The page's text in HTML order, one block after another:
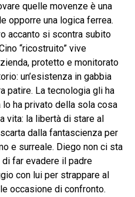
quelle movenze è una
opporre una logica ferrea.
accanto si scontra subito
“ricostruito” vive
protetto e monitorato
un’esistenza in gabbia
patire. La tecnologia gli ha
ha privato della sola cosa
vita: la libertà di stare al
dalla fantascienza per
e surreale. Diego non ci sta
far evadere il padre
con lui per strappare al
occasione di confronto.